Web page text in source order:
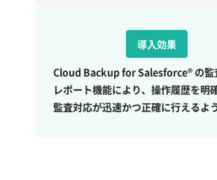
導入効果
Cloud Backup for Salesforce® の監
レポート機能により、操作履歴を明
監査対応が迅速かつ正確に行えるよう